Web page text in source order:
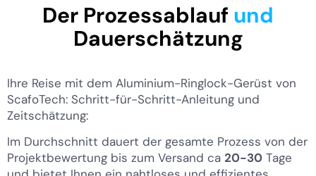
Der Prozessablauf und
Dauerschätzung
Ihre Reise mit dem Aluminium-Ringlock-Gerüst von
ScafoTech: Schritt-für-Schritt-Anleitung und
Zeitschätzung:
Im Durchschnitt dauert der gesamte Prozess von der
Projektbewertung bis zum Versand ca 20-30 Tage